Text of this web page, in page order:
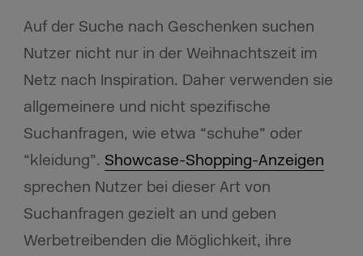
Auf der Suche nach Geschenken suchen
Nutzer nicht nur in der Weihnachtszeit im
Netz nach Inspiration. Daher verwenden sie
allgemeinere und nicht spezifische
Suchanfragen, wie etwa “schuhe” oder
“kleidung”. Showcase-Shopping-Anzeigen
sprechen Nutzer bei dieser Art von
Suchanfragen gezielt an und geben
Werbetreibenden die Möglichkeit, ihre